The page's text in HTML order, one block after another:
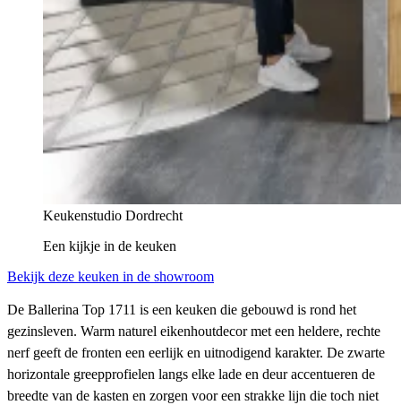
Keukenstudio Dordrecht
Een kijkje in de keuken
Bekijk deze keuken in de showroom
De Ballerina Top 1711 is een keuken die gebouwd is rond het
gezinsleven. Warm naturel eikenhoutdecor met een heldere, rechte
nerf geeft de fronten een eerlijk en uitnodigend karakter. De zwarte
horizontale greepprofielen langs elke lade en deur accentueren de
breedte van de kasten en zorgen voor een strakke lijn die toch niet